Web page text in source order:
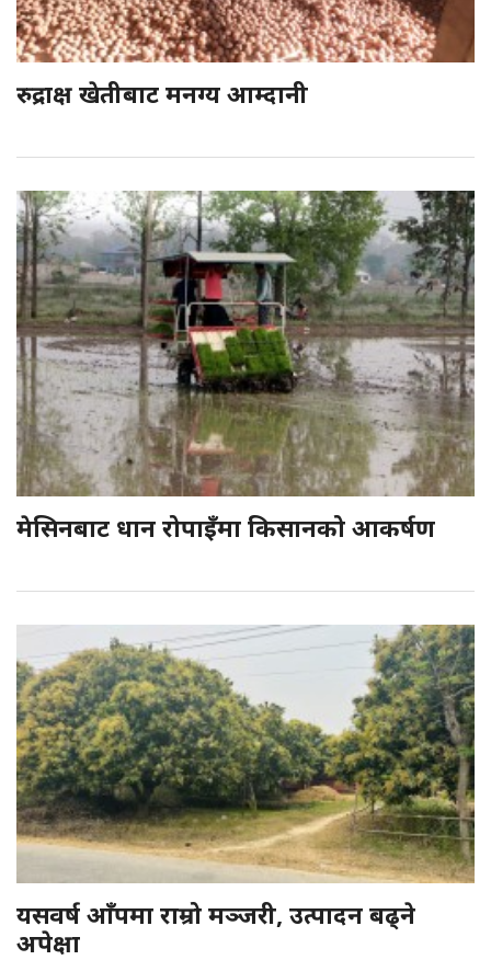
रुद्राक्ष खेतीबाट मनग्य आम्दानी
मेसिनबाट धान रोपाइँमा किसानको आकर्षण
यसवर्ष आँपमा राम्रो मञ्जरी, उत्पादन बढ्ने
अपेक्षा